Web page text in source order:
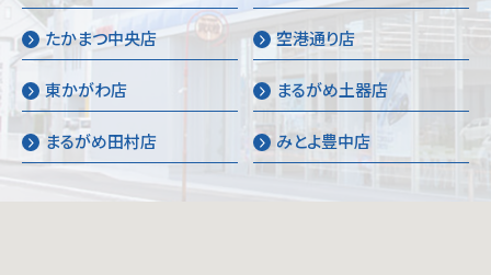
たかまつ中央店 空港通り店
東かがわ店 まるがめ土器店
まるがめ田村店 みとよ豊中店